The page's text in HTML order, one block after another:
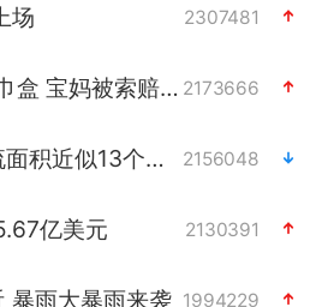
场 2307481
1岁宝宝碰坏纸巾盒 宝妈被索赔924元 2173666
台风白海豚环流面积近似13个浙江 2156048
亿美元 2130391
暴雨大暴雨来袭 1994229